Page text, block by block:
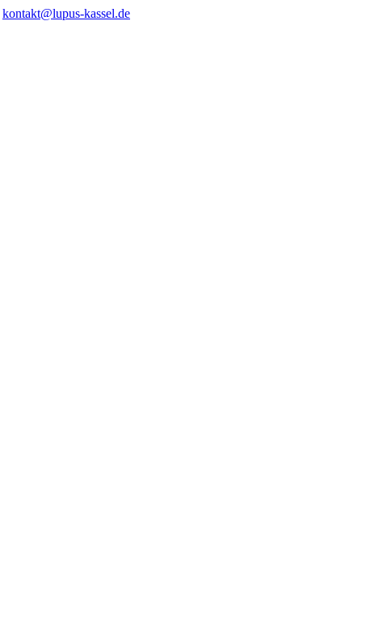
kontakt@lupus-kassel.de